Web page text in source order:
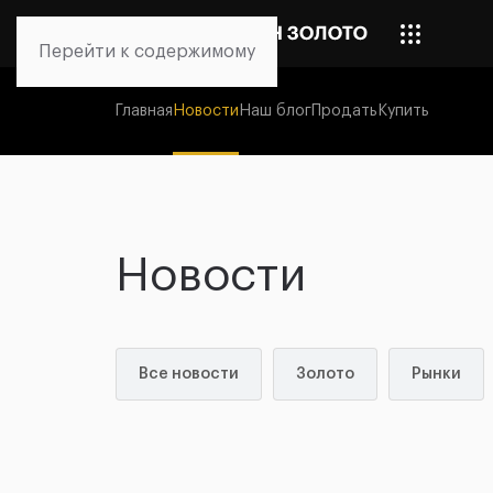
Перейти к содержимому
Главная Новости Наш блог Продать Купить
Новости
Все новости Золото Рынки